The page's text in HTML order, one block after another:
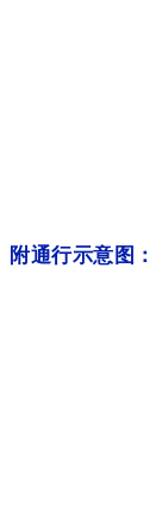
附通行示意图：